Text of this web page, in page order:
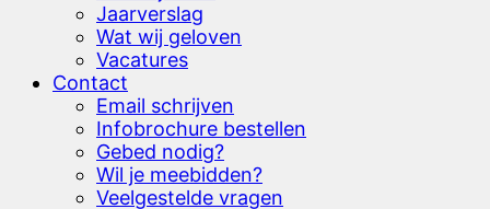
Jaarverslag
Wat wij geloven
Vacatures
Contact
Email schrijven
Infobrochure bestellen
Gebed nodig?
Wil je meebidden?
Veelgestelde vragen